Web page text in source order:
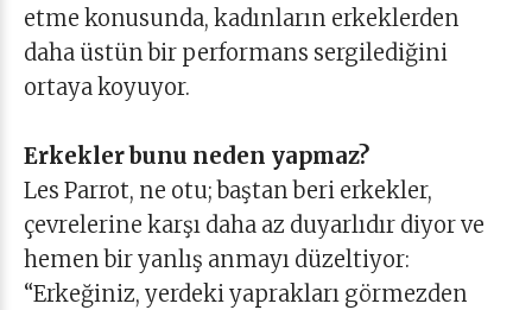
etme konusunda, kadınların erkeklerden
daha üstün bir performans sergilediğini
ortaya koyuyor.
Erkekler bunu neden yapmaz?
Les Parrot, ne otu; baştan beri erkekler,
çevrelerine karşı daha az duyarlıdır diyor ve
hemen bir yanlış anmayı düzeltiyor:
“Erkeğiniz, yerdeki yaprakları görmezden